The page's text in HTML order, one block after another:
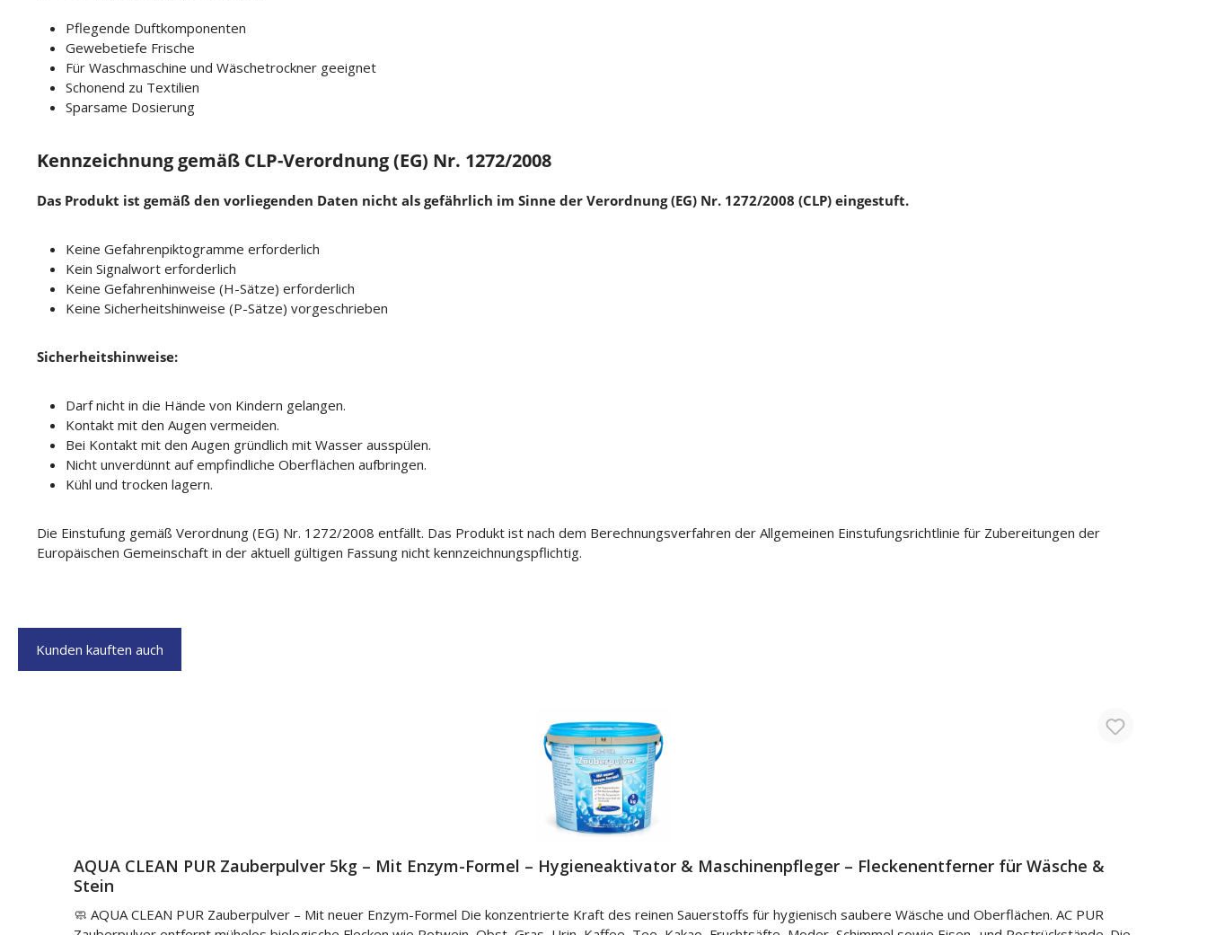
Pflegende Duftkomponenten
Gewebetiefe Frische
Für Waschmaschine und Wäschetrockner geeignet
Schonend zu Textilien
Sparsame Dosierung
Kennzeichnung gemäß CLP-Verordnung (EG) Nr. 1272/2008
Das Produkt ist gemäß den vorliegenden Daten nicht als gefährlich im Sinne der Verordnung (EG) Nr. 1272/2008 (CLP) eingestuft.
Keine Gefahrenpiktogramme erforderlich
Kein Signalwort erforderlich
Keine Gefahrenhinweise (H-Sätze) erforderlich
Keine Sicherheitshinweise (P-Sätze) vorgeschrieben
Sicherheitshinweise:
Darf nicht in die Hände von Kindern gelangen.
Kontakt mit den Augen vermeiden.
Bei Kontakt mit den Augen gründlich mit Wasser ausspülen.
Nicht unverdünnt auf empfindliche Oberflächen aufbringen.
Kühl und trocken lagern.
Die Einstufung gemäß Verordnung (EG) Nr. 1272/2008 entfällt. Das Produkt ist nach dem Berechnungsverfahren der Allgemeinen Einstufungsrichtlinie für Zubereitungen der
Europäischen Gemeinschaft in der aktuell gültigen Fassung nicht kennzeichnungspflichtig.
Kunden kauften auch
AQUA CLEAN PUR Zauberpulver 5kg – Mit Enzym-Formel – Hygieneaktivator & Maschinenpfleger – Fleckenentferner für Wäsche &
Stein
🧼 AQUA CLEAN PUR Zauberpulver – Mit neuer Enzym-Formel Die konzentrierte Kraft des reinen Sauerstoffs für hygienisch saubere Wäsche und Oberflächen. AC PUR